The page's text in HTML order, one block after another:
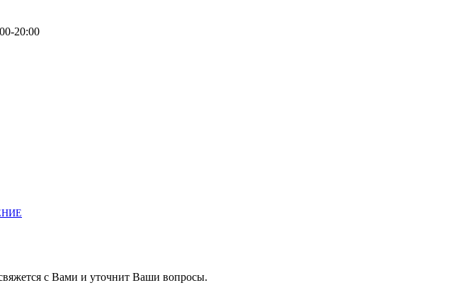
20:00
с Вами и уточнит Ваши вопросы.